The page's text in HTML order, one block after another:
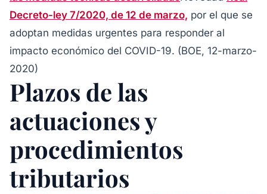
Decreto-ley 7/2020, de 12 de marzo, por el que se
adoptan medidas urgentes para responder al
impacto económico del COVID-19. (BOE, 12-marzo-
2020)
Plazos de las
actuaciones y
procedimientos
tributarios